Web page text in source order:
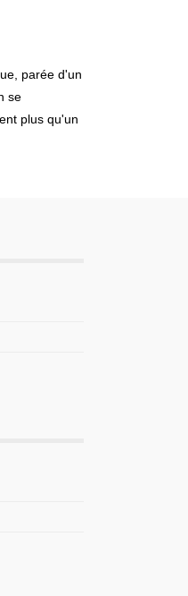
parée d'un
se
plus qu'un